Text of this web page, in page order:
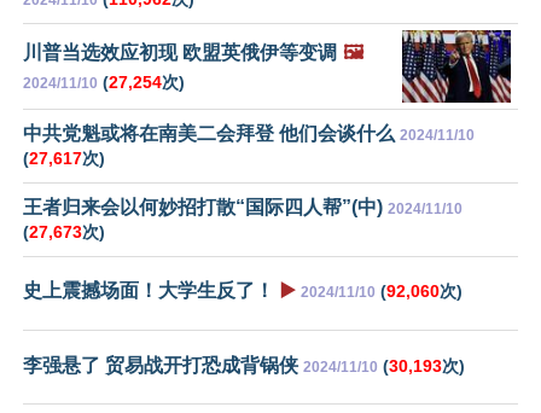
川普当选效应初现 欧盟英俄伊等变调 🖼️
2024/11/10 (27,254次)
中共党魁或将在南美二会拜登 他们会谈什么 2024/11/10
(27,617次)
王者归来会以何妙招打散“国际四人帮”(中) 2024/11/10
(27,673次)
史上震撼场面！大学生反了！ ▶️ 2024/11/10 (92,060次)
李强悬了 贸易战开打恐成背锅侠 2024/11/10 (30,193次)